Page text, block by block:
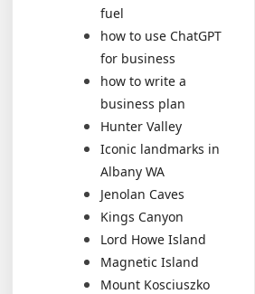
fuel
how to use ChatGPT
for business
how to write a
business plan
Hunter Valley
Iconic landmarks in
Albany WA
Jenolan Caves
Kings Canyon
Lord Howe Island
Magnetic Island
Mount Kosciuszko